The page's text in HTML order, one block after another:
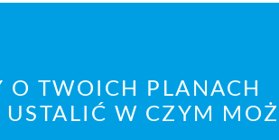
TWOICH PLANACH
W CZYM